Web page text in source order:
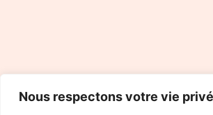
Nous respectons votre vie